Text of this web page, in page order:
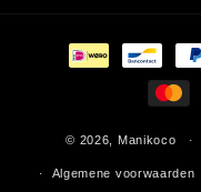
Betaalmethoden
© 2026, Manikoco
Algemene voorwaarden